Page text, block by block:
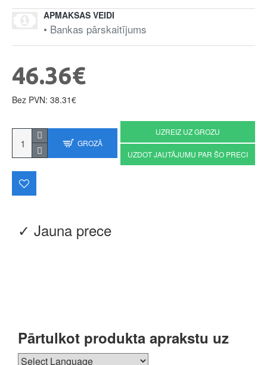
APMAKSAS VEIDI
• Bankas pārskaitījums
✓ Jauna prece
Pārtulkot produkta aprakstu uz
46.36€
Bez PVN: 38.31€
GROZĀ
UZREIZ UZ GROZU
UZDOT JAUTĀJUMU PAR ŠO PRECI